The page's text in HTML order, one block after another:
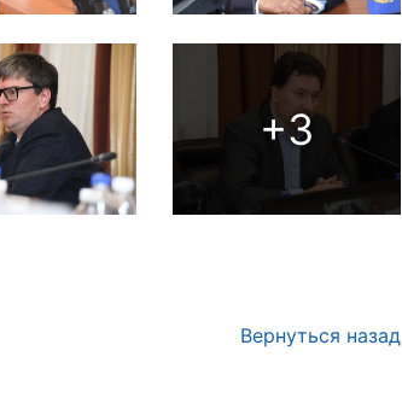
+3
Вернуться назад